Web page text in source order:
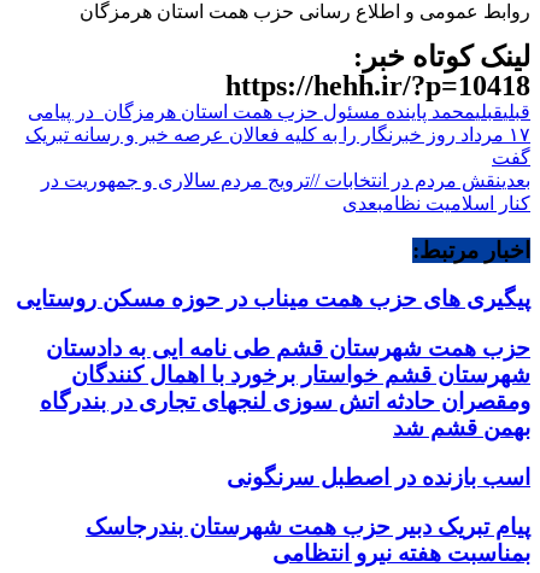
روابط عمومی و اطلاع رسانی حزب همت استان هرمزگان
لینک کوتاه خبر:
https://hehh.ir/?p=10418
قبلیقبلیمحمد پاینده مسئول حزب همت استان هرمزگان در پیامی
۱۷ مرداد روز خبرنگار را به کلیه فعالان عرصه خبر و رسانه تبریک
گفت
بعدینقش مردم در انتخابات //ترویج مردم سالاری و جمهوریت در
کنار اسلامیت نظامبعدی
اخبار مرتبط:
پیگیری های حزب همت میناب در حوزه مسکن روستایی
حزب همت شهرستان قشم طی نامه ایی به دادستان
شهرستان قشم خواستار برخورد با اهمال کنندگان
ومقصران حادثه اتش سوزی لنجهای تجاری در بندرگاه
بهمن قشم شد
اسب بازنده در اصطبل سرنگونی
پیام تبریک دبیر حزب همت شهرستان بندرجاسک
بمناسبت هفته نیرو انتظامی